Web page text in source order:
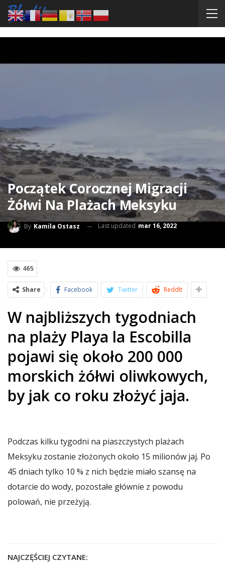
Początek Corocznej Migracji
Żółwi Na Plażach Meksyku
By Kamila Ostasz Last updated mar 16, 2022
465
Share Facebook Twitter ReddIt
W najbliższych tygodniach
na plaży Playa la Escobilla
pojawi się około 200 000
morskich żółwi oliwkowych,
by jak co roku złożyć jaja.
Podczas kilku tygodni na piaszczystych plażach
Meksyku zostanie złożonych około 15 milionów jaj. Po
45 dniach tylko 10 % z nich będzie miało szansę na
dotarcie do wody, pozostałe głównie z powodu
polowań, nie przeżyją.
NAJCZĘŚCIEJ CZYTANE: